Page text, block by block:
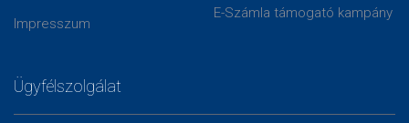
Impresszum
E-Számla támogató kampány
Ügyfélszolgálat